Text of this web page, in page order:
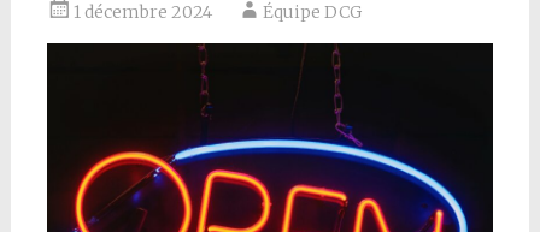
1 décembre 2024 Équipe DCG